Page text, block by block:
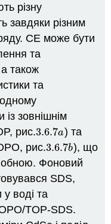
різну
завдяки різним
CE може бути
та
також
та
зовнішнім
рис.3.6.7a
3.6.7a) та
рис.3.6.7b
3.6.7b), що
Фоновий
SDS,
воді та
TOP-SDS.